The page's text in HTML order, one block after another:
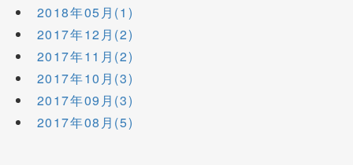
2018年05月(1)
2017年12月(2)
2017年11月(2)
2017年10月(3)
2017年09月(3)
2017年08月(5)